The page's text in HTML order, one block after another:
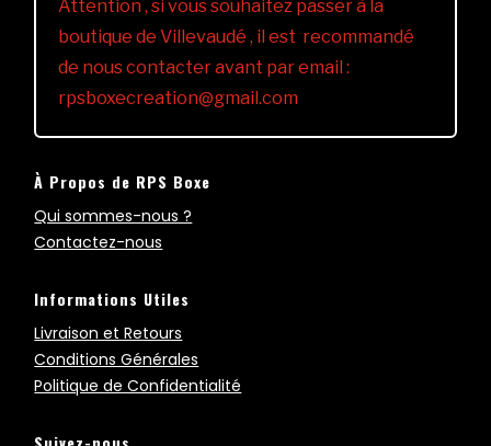
Attention , si vous souhaitez passer à la
boutique de Villevaudé , il est recommandé
de nous contacter avant par email :
rpsboxecreation@gmail.com
À Propos de RPS Boxe
Qui sommes-nous ?
Contactez-nous
Informations Utiles
Livraison et Retours
Conditions Générales
Politique de Confidentialité